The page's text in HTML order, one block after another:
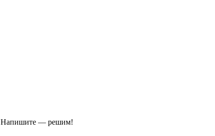
Напишите — решим!